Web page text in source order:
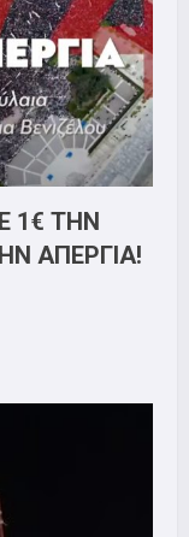
1€ ΤΗΝ
ΑΠΕΡΓΙΑ!